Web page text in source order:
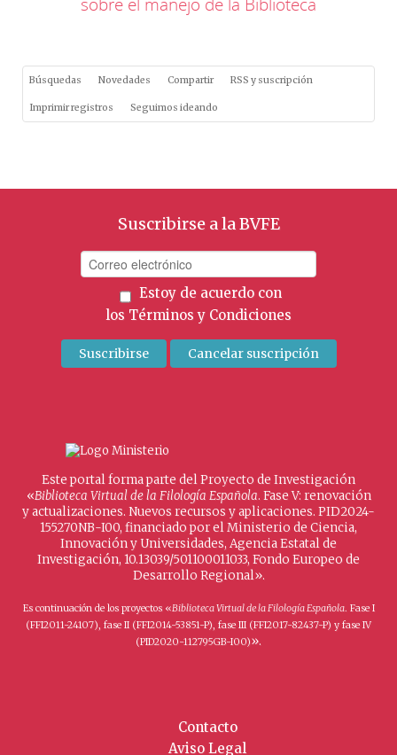
Búsquedas Novedades Compartir RSS y suscripción
Imprimir registros Seguimos ideando
Suscribirse a la BVFE
Estoy de acuerdo con
los Términos y Condiciones
Este portal forma parte del Proyecto de Investigación
«Biblioteca Virtual de la Filología Española. Fase V: renovación
y actualizaciones. Nuevos recursos y aplicaciones. PID2024-
155270NB-I00, financiado por el Ministerio de Ciencia,
Innovación y Universidades, Agencia Estatal de
Investigación, 10.13039/501100011033, Fondo Europeo de
Desarrollo Regional».
Es continuación de los proyectos «Biblioteca Virtual de la Filología Española. Fase I
(FFI2011-24107), fase II (FFI2014-53851-P), fase III (FFI2017-82437-P) y fase IV
(PID2020-112795GB-I00)».
Contacto
Aviso Legal